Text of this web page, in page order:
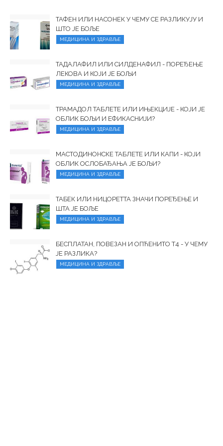
ТАФЕН ИЛИ НАСОНЕК У ЧЕМУ СЕ РАЗЛИКУЈУ И
ШТО ЈЕ БОЉЕ
МЕДИЦИНА И ЗДРАВЉЕ
ТАДАЛАФИЛ ИЛИ СИЛДЕНАФИЛ - ПОРЕЂЕЊЕ
ЛЕКОВА И КОЈИ ЈЕ БОЉИ
МЕДИЦИНА И ЗДРАВЉЕ
ТРАМАДОЛ ТАБЛЕТЕ ИЛИ ИЊЕКЦИЈЕ - КОЈИ ЈЕ
ОБЛИК БОЉИ И ЕФИКАСНИЈИ?
МЕДИЦИНА И ЗДРАВЉЕ
МАСТОДИНОНСКЕ ТАБЛЕТЕ ИЛИ КАПИ - КОЈИ
ОБЛИК ОСЛОБАЂАЊА ЈЕ БОЉИ?
МЕДИЦИНА И ЗДРАВЉЕ
ТАБЕК ИЛИ НИЦОРЕТТА ЗНАЧИ ПОРЕЂЕЊЕ И
ШТА ЈЕ БОЉЕ
МЕДИЦИНА И ЗДРАВЉЕ
БЕСПЛАТАН, ПОВЕЗАН И ОПЋЕНИТО Т4 - У ЧЕМУ
ЈЕ РАЗЛИКА?
МЕДИЦИНА И ЗДРАВЉЕ